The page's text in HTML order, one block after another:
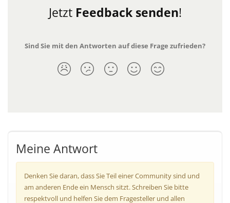
Jetzt Feedback senden!
Sind Sie mit den Antworten auf diese Frage zufrieden?
Meine Antwort
Denken Sie daran, dass Sie Teil einer Community sind und
am anderen Ende ein Mensch sitzt. Schreiben Sie bitte
respektvoll und helfen Sie dem Fragesteller und allen